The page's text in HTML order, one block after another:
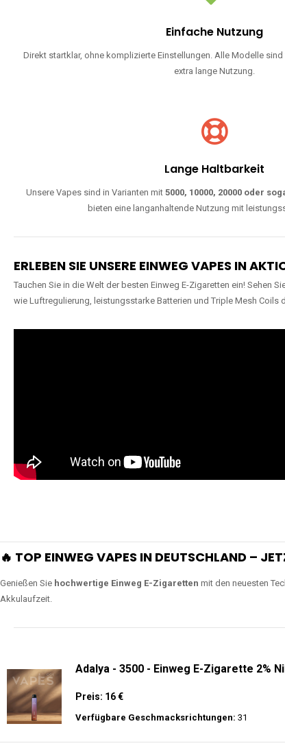
Einfache Nutzung
Direkt startklar, ohne komplizierte Einstellungen. Alle Modelle
extra lange Nutzung.
Lange Haltbarkeit
Unsere Vapes sind in Varianten mit5000, 10000, 20000 oder
bieten eine langanhaltende Nutzung mit
ERLEBEN SIE UNSERE EINWEG VAPES IN
Tauchen Sie in die Welt der besten Einweg E-Zigaretten ein! Sehen
wie Luftregulierung, leistungsstarke Batterien und Triple Mesh Coils
🔥 TOP EINWEG VAPES IN DEUTSCHLAND –
Genießen Sie hochwertige Einweg E-Zigaretten mit den neuesten
Akkulaufzeit.
Adalya - 3500 - Einweg E-Zigarette 2%
Preis: 16 €
Verfügbare Geschmacksrichtungen: 31